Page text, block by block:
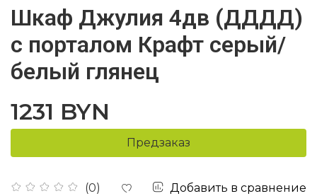
Шкаф Джулия 4дв (ДДДД)
с порталом Крафт серый/
белый глянец
(0) Добавить в сравнение
1231 BYN
Предзаказ